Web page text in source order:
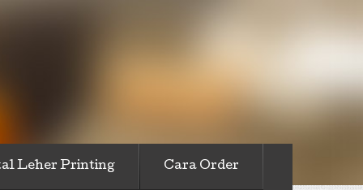
Leher Printing Cara Order